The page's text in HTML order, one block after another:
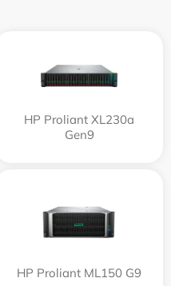
HP Proliant XL230a
Gen9
HP Proliant ML150 G9